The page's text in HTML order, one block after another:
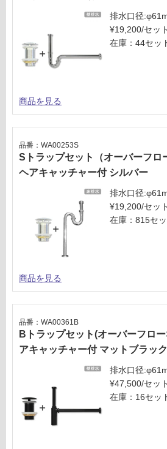
排水口径
¥19,200/セット
在庫：44セッ
商品を見る
Sトラップセット（オーバーフロ
ヘアキャッチャー付 シルバー
品番：WA00253S
排水口径
¥19,200/セット
在庫：815セッ
商品を見る
Bトラップセット(オーバーフロ
アキャッチャー付 マットブラック
品番：WA00361B
排水口径
¥47,500/セット
在庫：16セッ